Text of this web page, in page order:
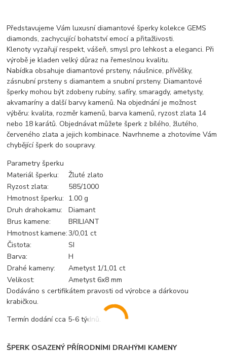
Představujeme Vám luxusní diamantové šperky kolekce GEMS
diamonds, zachycující bohatství emocí a přitažlivosti.
Klenoty vyzařují respekt, vášeň, smysl pro lehkost a eleganci. Při
výrobě je kladen velký důraz na řemeslnou kvalitu.
Nabídka obsahuje diamantové prsteny, náušnice, přívěšky,
zásnubní prsteny s diamantem a snubní prsteny. Diamantové
šperky mohou být zdobeny rubíny, safíry, smaragdy, ametysty,
akvamaríny a další barvy kamenů. Na objednání je možnost
výběru: kvalita, rozměr kamenů, barva kamenů, ryzost zlata 14
nebo 18 karátů. Objednávat můžete šperk z bílého, žlutého,
červeného zlata a jejich kombinace. Navrhneme a zhotovíme Vám
chybějící šperk do soupravy.
Parametry šperku
Materiál šperku:
Žluté zlato
Ryzost zlata:
585/1000
Hmotnost šperku: 1.00 g
Druh drahokamu:
Diamant
Brus kamene:
BRILIANT
Hmotnost kamene:3/0,01 ct
Čistota:
SI
Barva:
H
Drahé kameny:
Ametyst 1/1,01 ct
Velikost:
Ametyst 6x8 mm
Dodáváno s certifikátem pravosti od výrobce a dárkovou
krabičkou.
Termín dodání cca 5-6 týdnů.
ŠPERK OSAZENÝ PŘÍRODNÍMI DRAHÝMI KAMENY